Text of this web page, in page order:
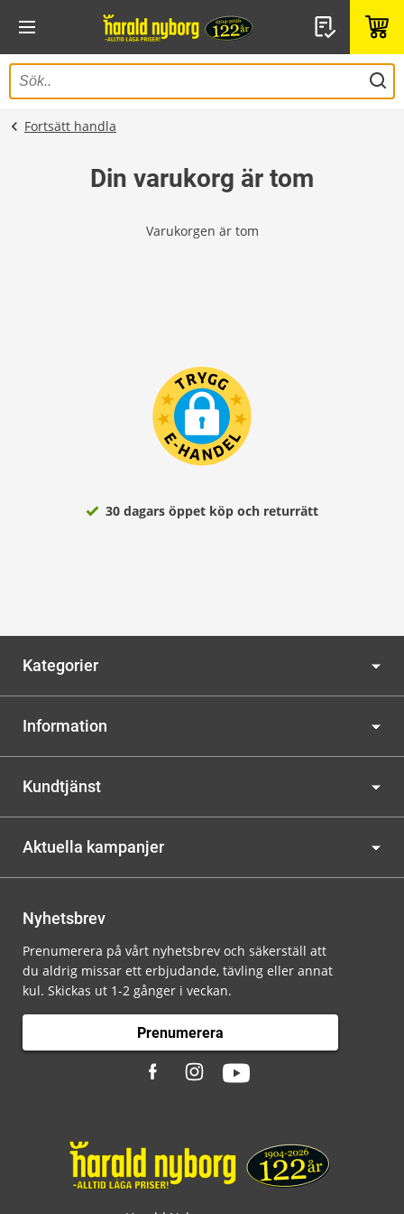
Fortsätt handla
Din varukorg är tom
Varukorgen är tom
30 dagars öppet köp och returrätt
Kategorier
Information
Kundtjänst
Aktuella kampanjer
Nyhetsbrev
Prenumerera på vårt nyhetsbrev och säkerställ att
du aldrig missar ett erbjudande, tävling eller annat
kul. Skickas ut 1-2 gånger i veckan.
Prenumerera